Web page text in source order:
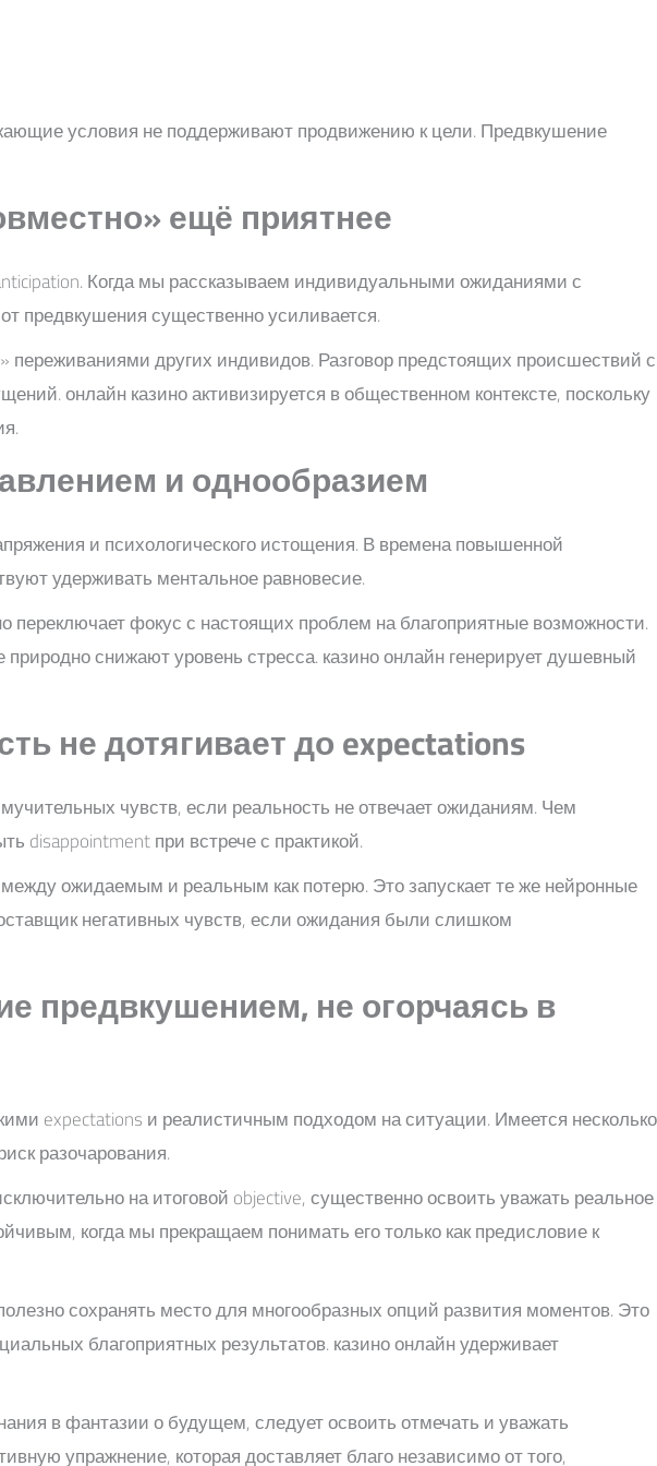
условия не поддерживают продвижению к цели. Предвкушение
ещё приятнее
Когда мы рассказываем индивидуальными ожиданиями с
предвкушения существенно усиливается.
других индивидов. Разговор предстоящих происшествий с
онлайн казино активизируется в общественном контексте, поскольку
и однообразием
и психологического истощения. В времена повышенной
удерживать ментальное равновесие.
фокус с настоящих проблем на благоприятные возможности.
снижают уровень стресса. казино онлайн генерирует душевный
не дотягивает до expectations
чувств, если реальность не отвечает ожиданиям. Чем
при встрече с практикой.
ожидаемым и реальным как потерю. Это запускает те же нейронные
негативных чувств, если ожидания были слишком
предвкушением, не огорчаясь в
expectations и реалистичным подходом на ситуации. Имеется несколько
разочарования.
на итоговой objective, существенно освоить уважать реальное
когда мы прекращаем понимать его только как предисловие к
сохранять место для многообразных опций развития моментов. Это
благоприятных результатов. казино онлайн удерживает
в фантазии о будущем, следует освоить отмечать и уважать
упражнение, которая доставляет благо независимо от того,